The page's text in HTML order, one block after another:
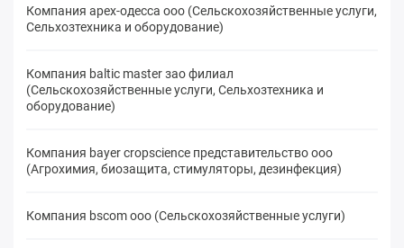
Компания apex-одесса ооо (Сельскохозяйственные услуги,
Сельхозтехника и оборудование)
Компания baltic master зао филиал
(Сельскохозяйственные услуги, Сельхозтехника и
оборудование)
Компания bayer cropscience представительство ооо
(Агрохимия, биозащита, стимуляторы, дезинфекция)
Компания bscom ооо (Сельскохозяйственные услуги)